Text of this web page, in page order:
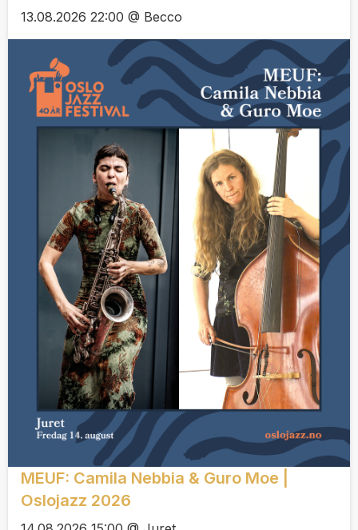
13.08.2026 22:00 @ Becco
MEUF: Camila Nebbia & Guro Moe |
Oslojazz 2026